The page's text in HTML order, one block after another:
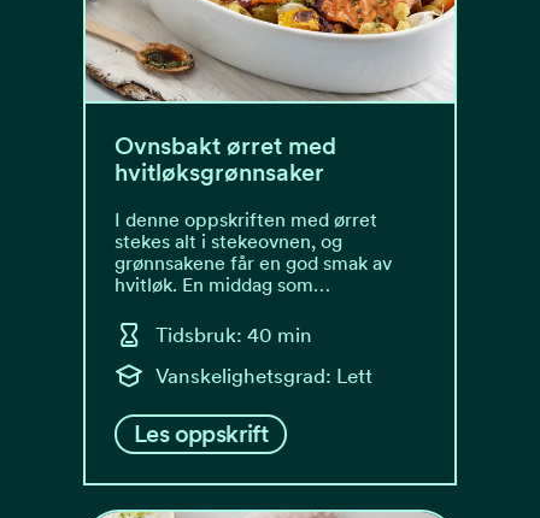
Ovnsbakt ørret med
hvitløksgrønnsaker
I denne oppskriften med ørret
stekes alt i stekeovnen, og
grønnsakene får en god smak av
hvitløk. En middag som…
Tidsbruk: 40 min
Vanskelighetsgrad: Lett
Les oppskrift